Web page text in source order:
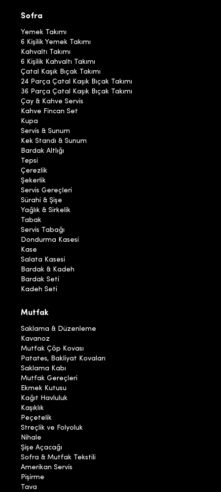
Sofra
Yemek Takımı
6 Kişilik Yemek Takımı
Kahvaltı Takımı
6 Kişilik Kahvaltı Takımı
Çatal Kaşık Bıçak Takımı
24 Parça Çatal Kaşık Bıçak Takımı
36 Parça Çatal Kaşık Bıçak Takımı
Çay & Kahve Servis
Kahve Fincan Set
Kupa
Servis & Sunum
Kek Standı & Sunum
Bardak Altlığı
Tepsi
Çerezlik
Şekerlik
Servis Gereçleri
Sürahi & Şişe
Yağlık & Sirkelik
Tabak
Servis Tabağı
Dondurma Kasesi
Kase
Salata Kasesi
Bardak & Kadeh
Bardak Seti
Kadeh Seti
Mutfak
Saklama & Düzenleme
Kavanoz
Mutfak Çöp Kovası
Patates, Bakliyat Kovaları
Saklama Kabı
Mutfak Gereçleri
Ekmek Kutusu
Kağıt Havluluk
Kaşıklık
Peçetelik
Streçlik ve Folyoluk
Nihale
Şişe Açacağı
Sofra & Mutfak Tekstili
Amerikan Servis
Pişirme
Tava